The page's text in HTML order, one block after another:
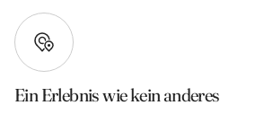
Ein Erlebnis wie kein anderes